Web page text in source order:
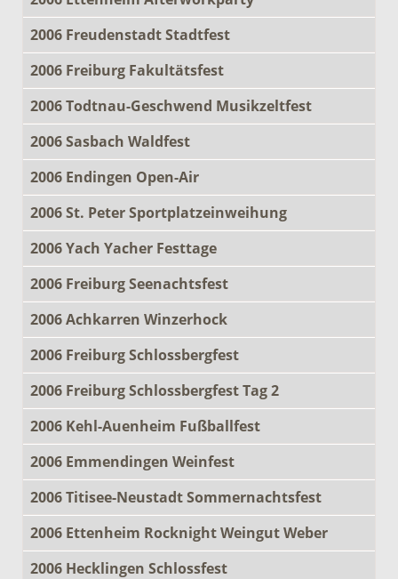
2006 Freudenstadt Stadtfest
2006 Freiburg Fakultätsfest
2006 Todtnau-Geschwend Musikzeltfest
2006 Sasbach Waldfest
2006 Endingen Open-Air
2006 St. Peter Sportplatzeinweihung
2006 Yach Yacher Festtage
2006 Freiburg Seenachtsfest
2006 Achkarren Winzerhock
2006 Freiburg Schlossbergfest
2006 Freiburg Schlossbergfest Tag 2
2006 Kehl-Auenheim Fußballfest
2006 Emmendingen Weinfest
2006 Titisee-Neustadt Sommernachtsfest
2006 Ettenheim Rocknight Weingut Weber
2006 Hecklingen Schlossfest